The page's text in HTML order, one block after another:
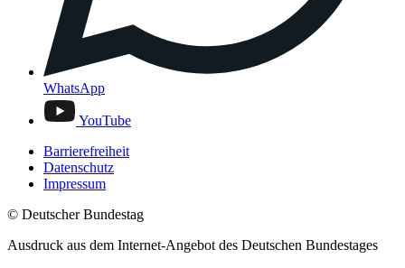
WhatsApp
YouTube
Barrierefreiheit
Datenschutz
Impressum
© Deutscher Bundestag
Ausdruck aus dem Internet-Angebot des Deutschen Bundestages